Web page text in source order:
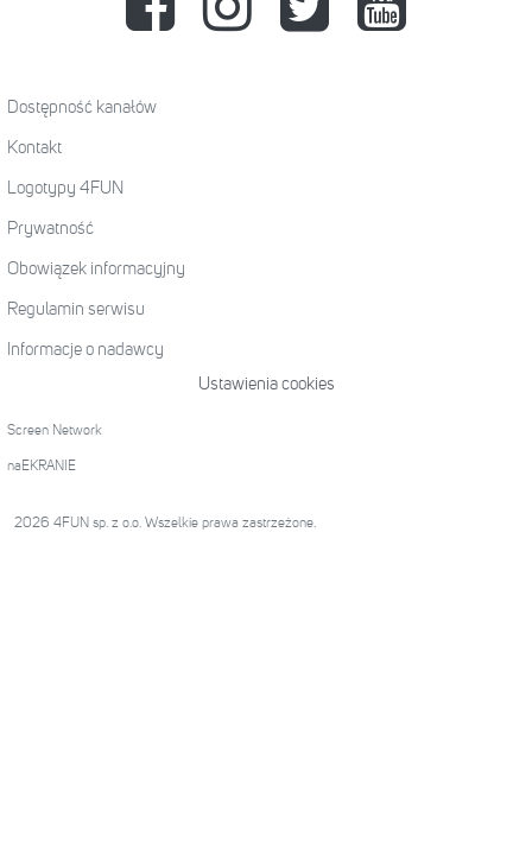
Dostępność kanałów
Kontakt
Logotypy 4FUN
Prywatność
Obowiązek informacyjny
Regulamin serwisu
Informacje o nadawcy
Ustawienia cookies
Screen Network
naEKRANIE
2026 4FUN sp. z o.o. Wszelkie prawa zastrzeżone.